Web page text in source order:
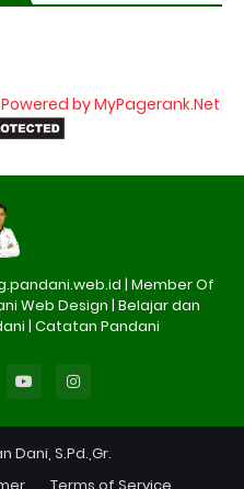
| Member Of
Web Design | Belajar dan
| Catatan Pandani
Dani, S.Pd.,Gr.
Terms of Service